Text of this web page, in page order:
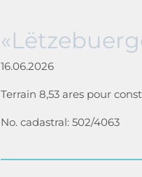
16.06.2026
Terrain 8,53 ares pour
No. cadastral: 502/4063